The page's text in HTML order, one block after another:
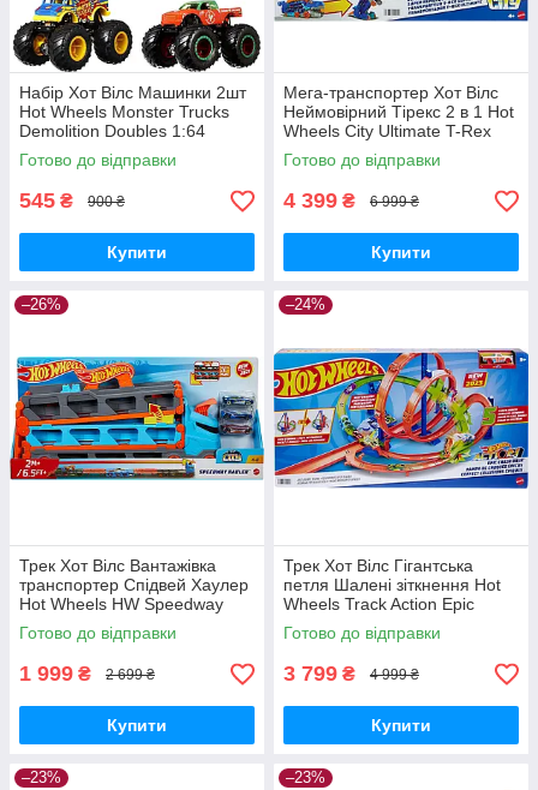
Набір Хот Вілс Машинки 2шт
Hot Wheels Monster Trucks
Demolition Doubles 1:64
FYJ64 Mattel Оригінал
Готово до відправки
545 ₴ 900 ₴
Купити
Мега-транспортер Хот Вілс
Неймовірний Тірекс 2 в 1 Hot
Wheels City Ultimate T-Rex
Transporter HNG50 Оригінал
Готово до відправки
4 399 ₴ 6 999 ₴
Купити
–26%
Трек Хот Вілс Вантажівка
транспортер Спідвей Хаулер
Hot Wheels HW Speedway
Hauler GVG37 Mattel
Оригінал
Готово до відправки
1 999 ₴ 2 699 ₴
Купити
–24%
Трек Хот Вілс Гігантська
петля Шалені зіткнення Hot
Wheels Track Action Epic
Crash Dash Mattel Оригінал
Готово до відправки
3 799 ₴ 4 999 ₴
Купити
–23% –23%